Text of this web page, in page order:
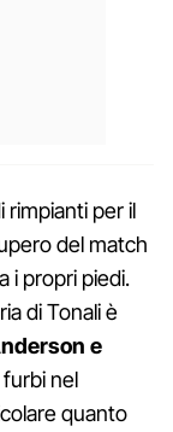
rimpianti per il
del match
i propri piedi.
di Tonali è
e
nel
quanto